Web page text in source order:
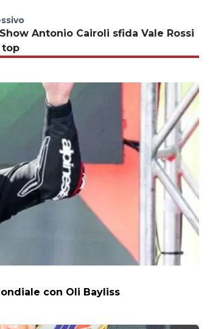
Antonio Cairoli sfida Vale Rossi
top
con Oli Bayliss